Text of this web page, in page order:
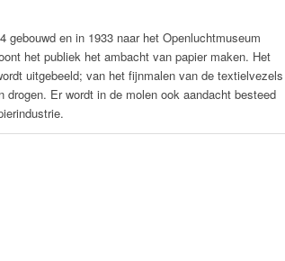
en in 1933 naar het Openluchtmuseum
het publiek het ambacht van papier maken. Het
uitgebeeld; van het fijnmalen van de textielvezels
Er wordt in de molen ook aandacht besteed